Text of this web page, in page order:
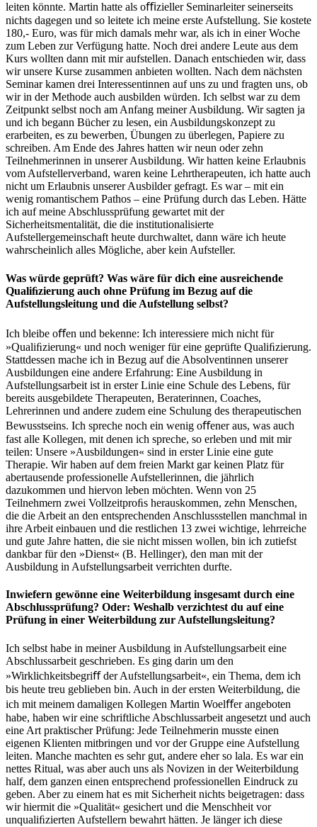
leiten könnte. Martin hatte als oﬃzieller Seminarleiter seinerseits
nichts dagegen und so leitete ich meine erste Aufstellung. Sie kostete
180,- Euro, was für mich damals mehr war, als ich in einer Woche
zum Leben zur Verfügung hatte. Noch drei andere Leute aus dem
Kurs wollten dann mit mir aufstellen. Danach entschieden wir, dass
wir unsere Kurse zusammen anbieten wollten. Nach dem nächsten
Seminar kamen drei Interessentinnen auf uns zu und fragten uns, ob
wir in der Methode auch ausbilden würden. Ich selbst war zu dem
Zeitpunkt selbst noch am Anfang meiner Ausbildung. Wir sagten ja
und ich begann Bücher zu lesen, ein Ausbildungskonzept zu
erarbeiten, es zu bewerben, Übungen zu überlegen, Papiere zu
schreiben. Am Ende des Jahres hatten wir neun oder zehn
Teilnehmerinnen in unserer Ausbildung. Wir hatten keine Erlaubnis
vom Aufstellerverband, waren keine Lehrtherapeuten, ich hatte auch
nicht um Erlaubnis unserer Ausbilder gefragt. Es war – mit ein
wenig romantischem Pathos – eine Prüfung durch das Leben. Hätte
ich auf meine Abschlussprüfung gewartet mit der
Sicherheitsmentalität, die die institutionalisierte
Aufstellergemeinschaft heute durchwaltet, dann wäre ich heute
wahrscheinlich alles Mögliche, aber kein Aufsteller.
Was würde geprüft? Was wäre für dich eine aus­reichende
Qualiﬁzierung auch ohne Prüfung im Bezug auf die
Aufstellungsleitung und die Aufstellung selbst?
Ich bleibe oﬀen und bekenne: Ich interessiere mich nicht für
»Qualiﬁzierung« und noch weniger für eine geprüfte Qualiﬁzierung.
Stattdessen mache ich in Bezug auf die Absolventinnen unserer
Ausbildungen eine andere Erfahrung: Eine Ausbildung in
Aufstellungsarbeit ist in erster Linie eine Schule des Lebens, für
bereits ausgebildete Therapeuten, Beraterinnen, Coaches,
Lehrerinnen und andere zudem eine Schulung des therapeutischen
Bewusstseins. Ich spreche noch ein wenig oﬀener aus, was auch
fast alle Kollegen, mit denen ich spreche, so erleben und mit mir
teilen: Unsere »Ausbildungen« sind in erster Linie eine gute
Therapie. Wir haben auf dem freien Markt gar keinen Platz für
abertausende professionelle Aufstellerinnen, die jährlich
dazukommen und hiervon leben möchten. Wenn von 25
Teilnehmern zwei Vollzeitproﬁs herauskommen, zehn Menschen,
die die Arbeit an den entsprechenden Anschlussstellen manchmal in
ihre Arbeit einbauen und die restlichen 13 zwei wichtige, lehrreiche
und gute Jahre hatten, die sie nicht missen wollen, bin ich zutiefst
dankbar für den »Dienst« (B. Hellinger), den man mit der
Ausbildung in Aufstellungsarbeit verrichten durfte.
Inwiefern gewönne eine Weiterbildung insgesamt durch eine
Abschlussprüfung? Oder: Weshalb verzichtest du auf eine
Prüfung in einer Weiterbildung zur Aufstellungsleitung?
Ich selbst habe in meiner Ausbildung in Aufstellungsarbeit eine
Abschlussarbeit geschrieben. Es ging darin um den
»Wirklichkeitsbegriﬀ der Aufstellungsarbeit«, ein Thema, dem ich
bis heute treu geblieben bin. Auch in der ersten Weiterbildung, die
ich mit meinem damaligen Kollegen Martin Woelﬀer angeboten
habe, haben wir eine schriftliche Abschlussarbeit angesetzt und auch
eine Art praktischer Prüfung: Jede Teilnehmerin musste einen
eigenen Klienten mitbringen und vor der Gruppe eine Aufstellung
leiten. Manche machten es sehr gut, andere eher so lala. Es war ein
nettes Ritual, was aber auch uns als Novizen in der Weiterbildung
half, dem ganzen einen entsprechend professionellen Eindruck zu
geben. Aber zu einem hat es mit Sicherheit nichts beigetragen: dass
wir hiermit die »Qualität« gesichert und die Menschheit vor
unqualiﬁzierten Aufstellern bewahrt hätten. Je länger ich diese